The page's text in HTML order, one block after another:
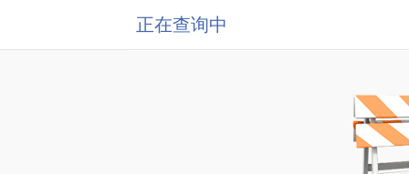
正在查询中